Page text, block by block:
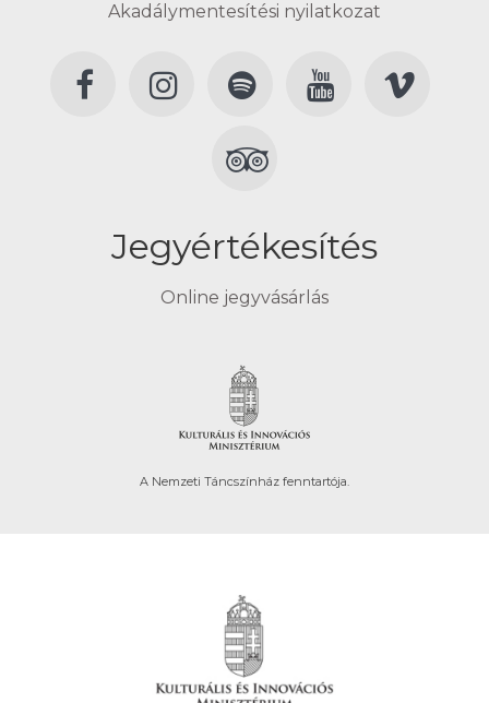
Akadálymentesítési nyilatkozat
Jegyértékesítés
Online jegyvásárlás
A Nemzeti Táncszínház fenntartója.